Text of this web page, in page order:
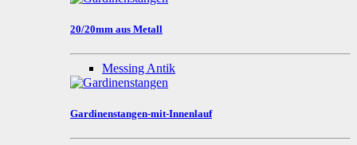
20/20mm aus Metall
Messing Antik
Gardinenstangen-mit-Innenlauf